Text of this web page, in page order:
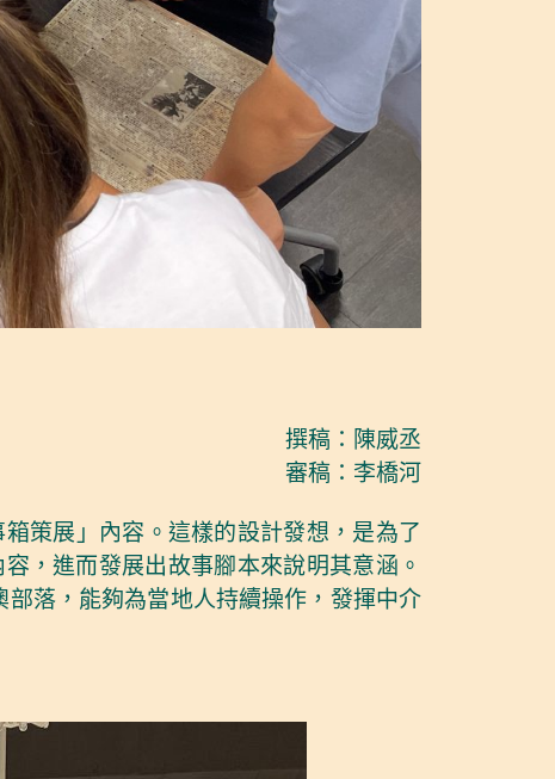
撰稿：陳威丞
審稿：李橋河
策展」內容。這樣的設計發想，是為了
，進而發展出故事腳本來說明其意涵。
落，能夠為當地人持續操作，發揮中介